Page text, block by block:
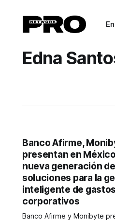
Edna
Banco Afirme,
presentan en
nueva generación de
soluciones para la
inteligente de gastos
corporativos
Banco Afirme y Monibyte